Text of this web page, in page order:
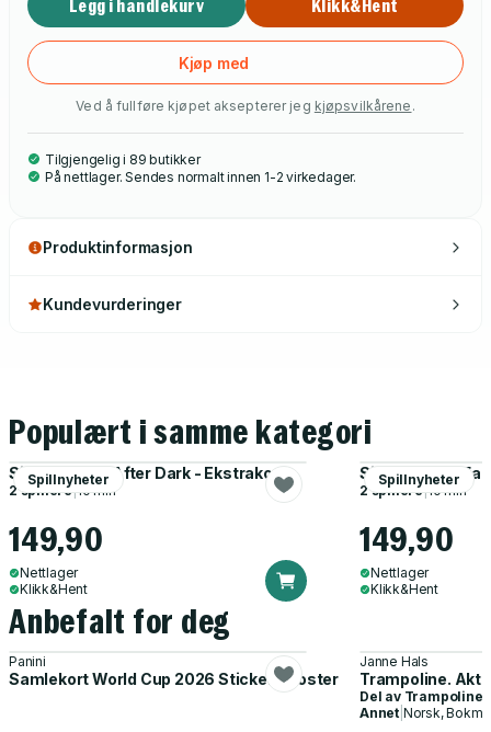
Legg i handlekurv Klikk&Hent
Kjøp med
Ved å fullføre kjøpet aksepterer jeg kjøpsvilkårene .
Tilgjengelig i 89 butikker
På nettlager. Sendes normalt innen 1-2 virkedager.
Produktinformasjon
Kundevurderinger
Populært i samme kategori
Spillnyheter
Si Det Først - After Dark - Ekstrakort
2 spillere|10 min
149,90
Nettlager
Klikk&Hent
Spillnyheter
Si Det Først -
2 spillere|10 min
149,90
Nettlager
Klikk&Hent
Anbefalt for deg
Panini
Samlekort World Cup 2026 Sticker Booster
Janne Hals
Trampoline.
Del av Trampoline
Annet| Norsk,